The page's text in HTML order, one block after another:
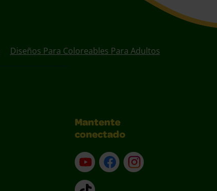
Diseños Para Coloreables Para Adultos
Mantente
conectado
YouTube (en inglés)
Facebook (en inglés)
Instagram (en
TikTok